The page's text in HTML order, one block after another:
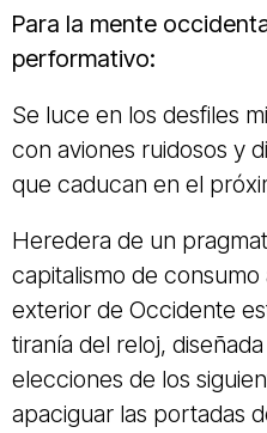
Para la mente
performativo:
Se luce en los desfiles
con aviones ruidosos y
que caducan en el
Heredera de un
capitalismo de
exterior de Occidente
tiranía del reloj,
elecciones de los
apaciguar las portadas